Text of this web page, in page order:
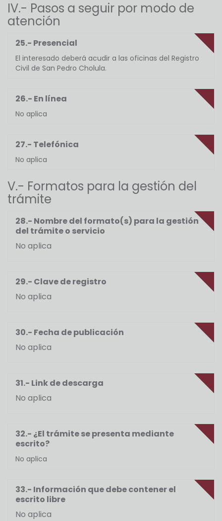
IV.- Pasos a seguir por modo de
atención
25.- Presencial
El interesado deberá acudir a las oficinas del Registro
Civil de San Pedro Cholula.
26.- En línea
No aplica
27.- Telefónica
No aplica
V.- Formatos para la gestión del
trámite
28.- Nombre del formato(s) para la gestión
del trámite o servicio
No aplica
29.- Clave de registro
No aplica
30.- Fecha de publicación
No aplica
31.- Link de descarga
No aplica
32.- ¿El trámite se presenta mediante
escrito?
No aplica
33.- Información que debe contener el
escrito libre
No aplica